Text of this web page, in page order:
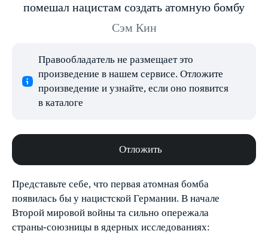
помешал нацистам создать атомную бомбу
Сэм Кин
Правообладатель не размещает это
произведение в нашем сервисе. Отложите
произведение и узнайте, если оно появится
в каталоге
Отложить
Представьте себе, что первая атомная бомба
появилась бы у нацистской Германии. В начале
Второй мировой войны та сильно опережала
страны-союзницы в ядерных исследованиях: